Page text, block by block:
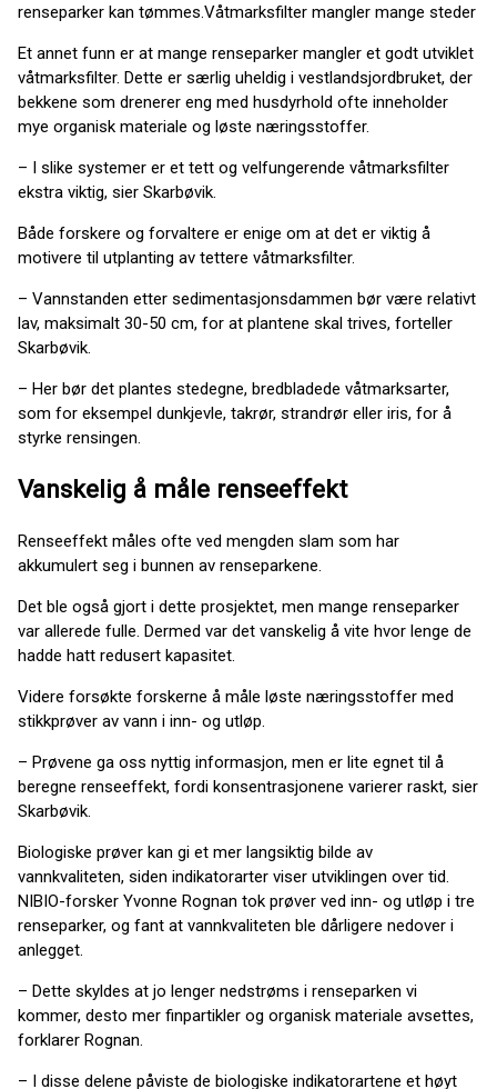
renseparker kan tømmes.Våtmarksfilter mangler mange steder
Et annet funn er at mange renseparker mangler et godt utviklet
våtmarksfilter. Dette er særlig uheldig i vestlandsjordbruket, der
bekkene som drenerer eng med husdyrhold ofte inneholder
mye organisk materiale og løste næringsstoffer.
– I slike systemer er et tett og velfungerende våtmarksfilter
ekstra viktig, sier Skarbøvik.
Både forskere og forvaltere er enige om at det er viktig å
motivere til utplanting av tettere våtmarksfilter.
– Vannstanden etter sedimentasjonsdammen bør være relativt
lav, maksimalt 30-50 cm, for at plantene skal trives, forteller
Skarbøvik.
– Her bør det plantes stedegne, bredbladede våtmarksarter,
som for eksempel dunkjevle, takrør, strandrør eller iris, for å
styrke rensingen.
Vanskelig å måle renseeffekt
Renseeffekt måles ofte ved mengden slam som har
akkumulert seg i bunnen av renseparkene.
Det ble også gjort i dette prosjektet, men mange renseparker
var allerede fulle. Dermed var det vanskelig å vite hvor lenge de
hadde hatt redusert kapasitet.
Videre forsøkte forskerne å måle løste næringsstoffer med
stikkprøver av vann i inn- og utløp.
– Prøvene ga oss nyttig informasjon, men er lite egnet til å
beregne renseeffekt, fordi konsentrasjonene varierer raskt, sier
Skarbøvik.
Biologiske prøver kan gi et mer langsiktig bilde av
vannkvaliteten, siden indikatorarter viser utviklingen over tid.
NIBIO-forsker Yvonne Rognan tok prøver ved inn- og utløp i tre
renseparker, og fant at vannkvaliteten ble dårligere nedover i
anlegget.
– Dette skyldes at jo lenger nedstrøms i renseparken vi
kommer, desto mer finpartikler og organisk materiale avsettes,
forklarer Rognan.
– I disse delene påviste de biologiske indikatorartene et høyt